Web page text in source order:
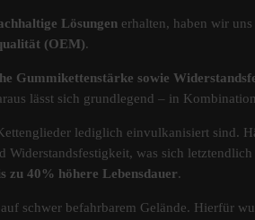
Lösungen erhalten, haben wir
(OEM).
Gummikettenstärke sowie
lässt sich grundlegend – in
lediglich einvulkanisiert
was sich
zu 40% höhere Lebensdauer.
schwer befahrbarem Gelände. Hierfür